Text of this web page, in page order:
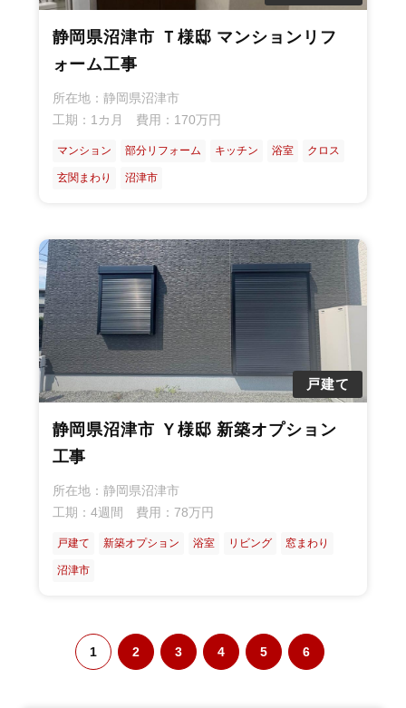
静岡県沼津市 Ｔ様邸 マンションリフ
ォーム工事
所在地：静岡県沼津市
工期：1カ月 費用：170万円
マンション 部分リフォーム キッチン 浴室 クロス
玄関まわり 沼津市
戸建て
静岡県沼津市 Ｙ様邸 新築オプション
工事
所在地：静岡県沼津市
工期：4週間 費用：78万円
戸建て 新築オプション 浴室 リビング 窓まわり
沼津市
1 2 3 4 5 6